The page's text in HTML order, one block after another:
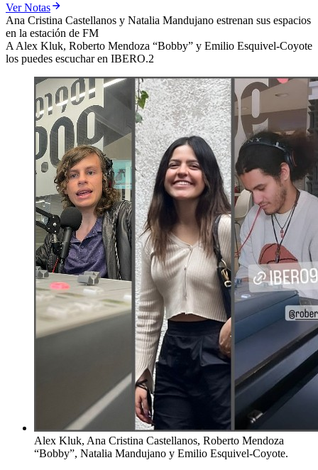
Ver Notas
Ana Cristina Castellanos y Natalia Mandujano estrenan sus espacios
en la estación de FM
A Alex Kluk, Roberto Mendoza “Bobby” y Emilio Esquivel-Coyote
los puedes escuchar en IBERO.2
Alex Kluk, Ana Cristina Castellanos, Roberto Mendoza
“Bobby”, Natalia Mandujano y Emilio Esquivel-Coyote.